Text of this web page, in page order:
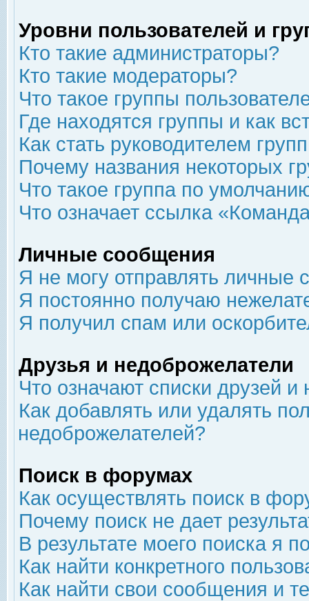
Уровни пользователей и
Кто такие администраторы?
Кто такие модераторы?
Что такое группы
Где находятся группы и как
Как стать руководителем
Почему названия некоторых
Что такое группа по
Что означает ссылка
Личные сообщения
Я не могу отправлять личные
Я постоянно получаю
Я получил спам или
Друзья и недоброжелатели
Что означают списки друзей
Как добавлять или удалять
недоброжелателей?
Поиск в форумах
Как осуществлять поиск в
Почему поиск не дает
В результате моего поиска я
Как найти конкретного
Как найти свои сообщения и